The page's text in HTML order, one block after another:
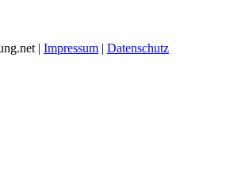
| Impressum Datenschutz